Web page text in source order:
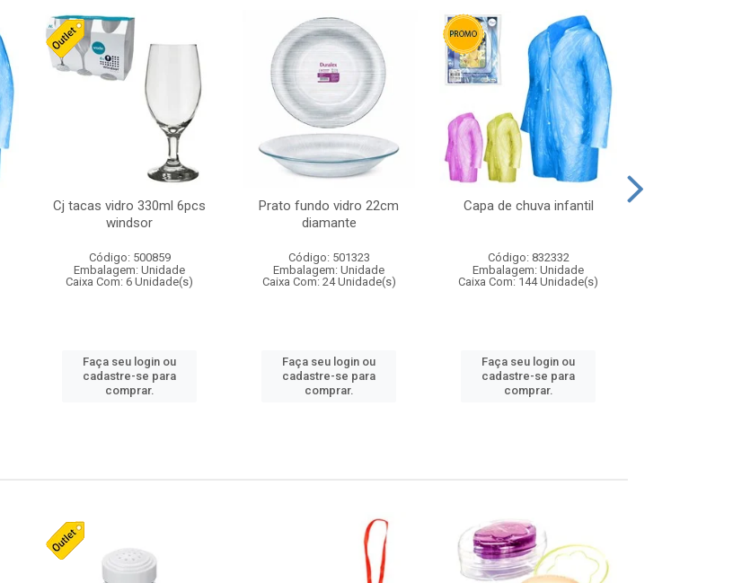
Cj tacas vidro 330ml 6pcs
windsor
Código: 500859
Embalagem: Unidade
Caixa Com: 6 Unidade(s)
Faça seu login ou
cadastre-se para
comprar.
Prato fundo vidro 22cm
diamante
Código: 501323
Embalagem: Unidade
Caixa Com: 24 Unidade(s)
Faça seu login ou
cadastre-se para
comprar.
Capa de chuva infantil
Código: 832332
Embalagem: Unidade
Caixa Com: 144 Unidade(s)
Faça seu login ou
cadastre-se para
comprar.